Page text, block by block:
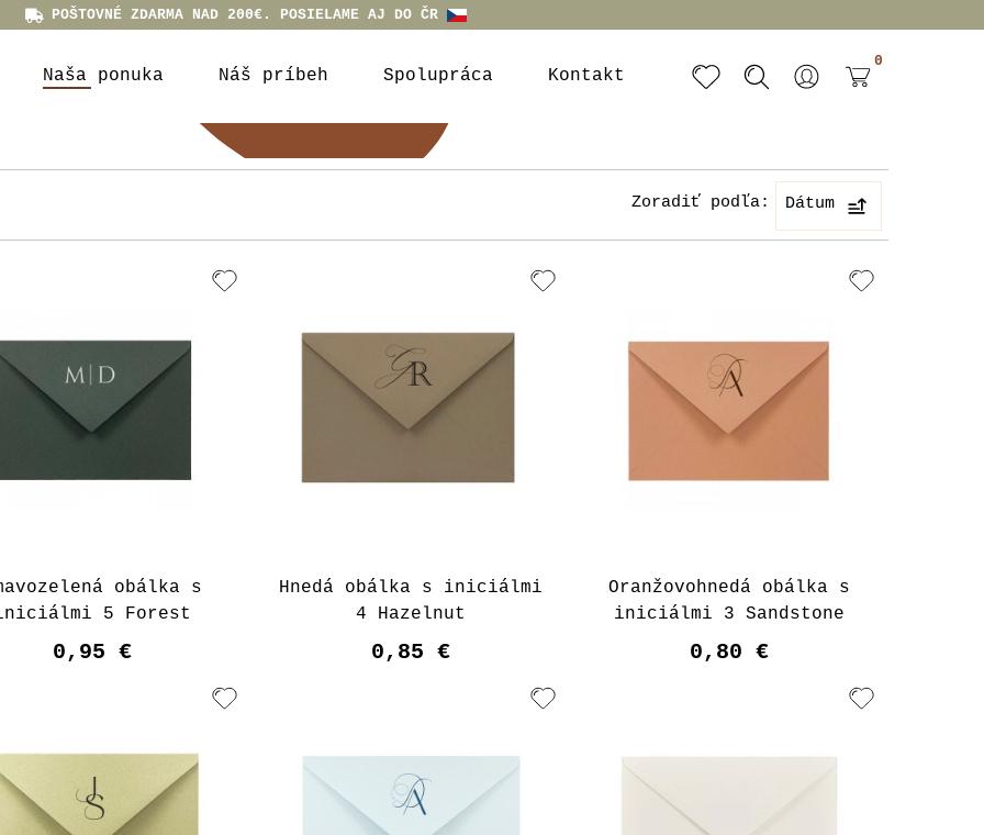
POŠTOVNÉ ZDARMA NAD 200€. POSIELAME AJ DO ČR
Naša ponuka Náš príbeh Spolupráca Kontakt
0
Zoradiť podľa: Dátum
obálka s
5 Forest
0,95 €
Hnedá obálka s iniciálmi
4 Hazelnut
0,85 €
Oranžovohnedá obálka s
iniciálmi 3 Sandstone
0,80 €